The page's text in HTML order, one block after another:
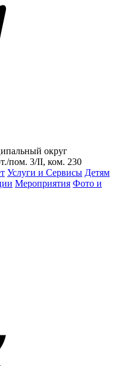
округ
пом. 3/II, ком. 230
Услуги и Сервисы Детям
Мероприятия Фото и